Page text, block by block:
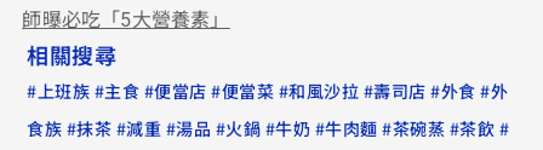
師曝必吃「5大營養素」
相關搜尋
# 上班族 #主食 #便當店 #便當菜 #和風沙拉 #壽司店 #外食 #外
食族 #抹茶 #減重 #湯品 #火鍋 #牛奶 #牛肉麵 #茶碗蒸 #茶飲 #